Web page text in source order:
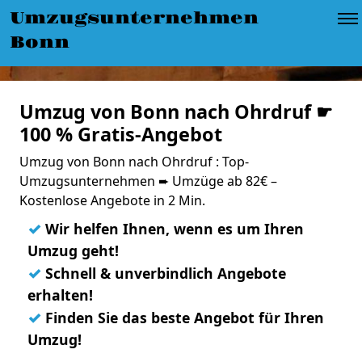
Umzugsunternehmen
Bonn
Umzug von Bonn nach Ohrdruf ☛
100 % Gratis-Angebot
Umzug von Bonn nach Ohrdruf : Top-
Umzugsunternehmen ➨ Umzüge ab 82€ –
Kostenlose Angebote in 2 Min.
✓ Wir helfen Ihnen, wenn es um Ihren
Umzug geht!
✓ Schnell & unverbindlich Angebote
erhalten!
✓ Finden Sie das beste Angebot für Ihren
Umzug!